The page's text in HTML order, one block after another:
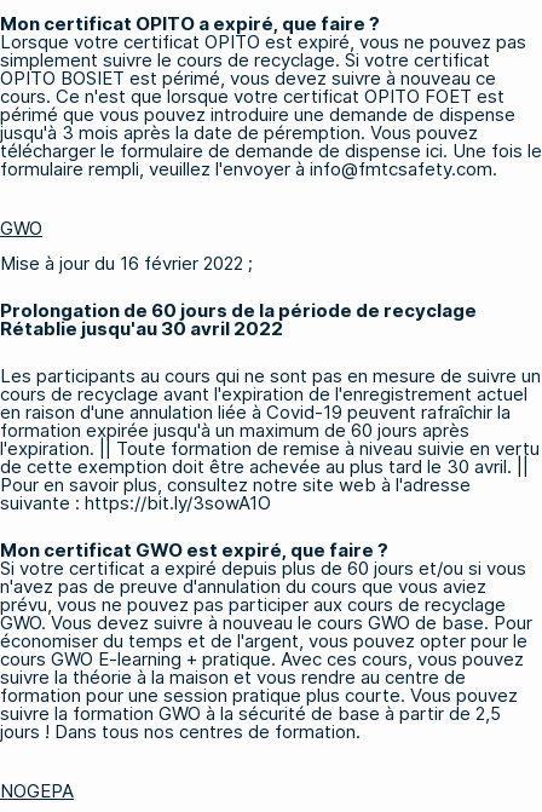
Mon certificat OPITO a expiré, que faire ?
Lorsque votre certificat OPITO est expiré, vous ne pouvez pas
simplement suivre le cours de recyclage. Si votre certificat
OPITO BOSIET est périmé, vous devez suivre à nouveau ce
cours. Ce n'est que lorsque votre certificat OPITO FOET est
périmé que vous pouvez introduire une demande de dispense
jusqu'à 3 mois après la date de péremption. Vous pouvez
télécharger le formulaire de demande de dispense ici. Une fois le
formulaire rempli, veuillez l'envoyer à info@fmtcsafety.com.
GWO
Mise à jour du 16 février 2022 ;
Prolongation de 60 jours de la période de recyclage
Rétablie jusqu'au 30 avril 2022
Les participants au cours qui ne sont pas en mesure de suivre un
cours de recyclage avant l'expiration de l'enregistrement actuel
en raison d'une annulation liée à Covid-19 peuvent rafraîchir la
formation expirée jusqu'à un maximum de 60 jours après
l'expiration. || Toute formation de remise à niveau suivie en vertu
de cette exemption doit être achevée au plus tard le 30 avril. ||
Pour en savoir plus, consultez notre site web à l'adresse
suivante : https://bit.ly/3sowA1O
Mon certificat GWO est expiré, que faire ?
Si votre certificat a expiré depuis plus de 60 jours et/ou si vous
n'avez pas de preuve d'annulation du cours que vous aviez
prévu, vous ne pouvez pas participer aux cours de recyclage
GWO. Vous devez suivre à nouveau le cours GWO de base. Pour
économiser du temps et de l'argent, vous pouvez opter pour le
cours GWO E-learning + pratique. Avec ces cours, vous pouvez
suivre la théorie à la maison et vous rendre au centre de
formation pour une session pratique plus courte. Vous pouvez
suivre la formation GWO à la sécurité de base à partir de 2,5
jours ! Dans tous nos centres de formation.
NOGEPA